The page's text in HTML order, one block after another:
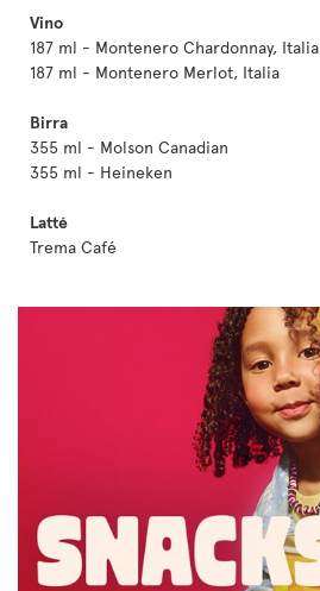
Vino
187 ml - Montenero Chardonnay, Italia
187 ml - Montenero Merlot, Italia
Birra
355 ml - Molson Canadian
355 ml - Heineken
Latté
Trema Café